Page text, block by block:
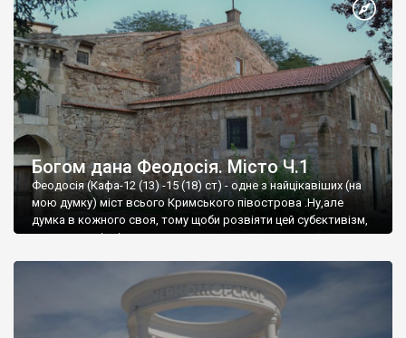
Богом дана Феодосія. Місто Ч.1
Феодосія (Кафа-12 (13) -15 (18) ст) - одне з найцікавіших (на
мою думку) міст всього Кримського півострова .Ну,але
думка в кожного своя, тому щоби розвіяти цей субєктивізм,
запрошую відвідати це